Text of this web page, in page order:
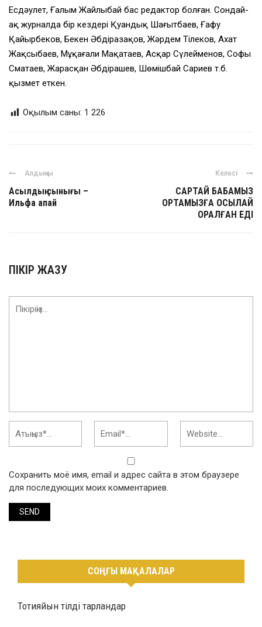
Есдәулет, Ғалым Жайлыбай бас редактор болған. Сондай-
ақ журналда бір кездері Қуандық Шаңғытбаев, Ғафу
Қайырбеков, Бекен Әбдіразақов, Жәрдем Тілеков, Ахат
Жақсыбаев, Мұқағали Мақатаев, Асқар Сүлейменов, Софы
Сматаев, Жарасқан Әбдірашев, Шөмішбай Сариев т.б.
қызмет еткен.
Оқылым саны: 1 226
Алдыңғы
Асылдың сынығы –
Ильфа апай
Келесі
САРТАЙ БАБАМЫЗ
ОРТАМЫЗҒА ОСЫЛАЙ
ОРАЛҒАН ЕДІ
ПІКІР ЖАЗУ
Сохранить моё имя, email и адрес сайта в этом браузере
для последующих моих комментариев.
СОҢҒЫ МАҚАЛАЛАР
Тотияйын тілді тарландар